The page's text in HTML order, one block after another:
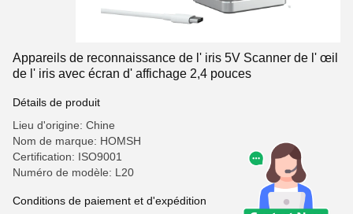
Appareils de reconnaissance de l' iris 5V Scanner de l' œil
de l' iris avec écran d' affichage 2,4 pouces
Détails de produit
Lieu d'origine: Chine
Nom de marque: HOMSH
Certification: ISO9001
Numéro de modèle: L20
Conditions de paiement et d'expédition